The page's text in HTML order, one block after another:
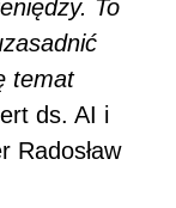
To
temat
ds. AI i
Radosław